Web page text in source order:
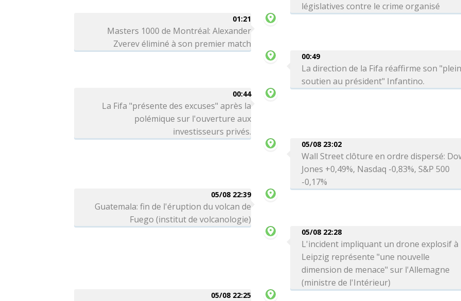
législatives contre le crime organisé
01:21
Masters 1000 de Montréal: Alexander
Zverev éliminé à son premier match
00:49
La direction de la Fifa réaffirme son
soutien au président" Infantino.
00:44
La Fifa "présente des excuses" après la
polémique sur l'ouverture aux
investisseurs privés.
05/08 23:02
Wall Street clôture en ordre dispersé:
Jones +0,49%, Nasdaq -0,83%, S&P 500
-0,17%
05/08 22:39
Guatemala: fin de l'éruption du volcan de
Fuego (institut de volcanologie)
05/08 22:28
L'incident impliquant un drone explosif à
Leipzig représente "une nouvelle
dimension de menace" sur l'Allemagne
(ministre de l'Intérieur)
05/08 22:25